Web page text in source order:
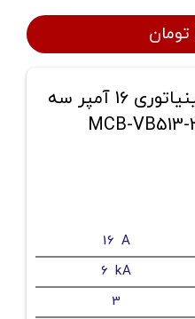
مشخصات فنی کلید مینیاتوری 16 آمپر سه
16 A
6 kA
3